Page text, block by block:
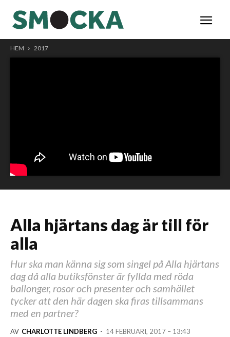
HEM 2017
Alla hjärtans dag är till för
alla
Hur ska man känna sig som singel på Alla hjärtans
dag då alla butiksfönster är fyllda med röda
ballonger, rosor och presenter och samhället
tycker att den här dagen ska firas tillsammans
med en partner?
AV CHARLOTTE LINDBERG - 14 FEBRUARI, 2017 – 13:43